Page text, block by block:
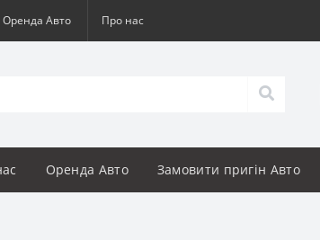
Оренда Авто Про нас
Оренда Авто Замовити пригін Авто